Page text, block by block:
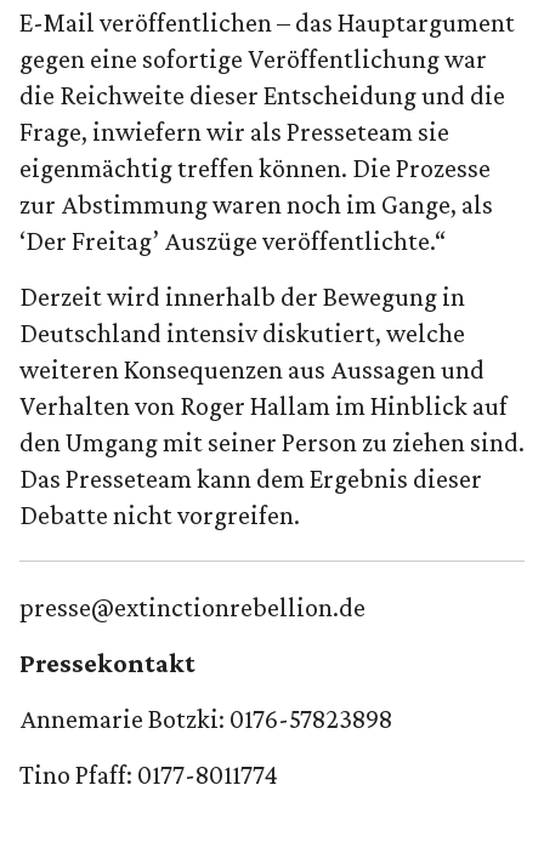
E-Mail veröffentlichen – das Hauptargument
gegen eine sofortige Veröffentlichung war
die Reichweite dieser Entscheidung und die
Frage, inwiefern wir als Presseteam sie
eigenmächtig treffen können. Die Prozesse
zur Abstimmung waren noch im Gange, als
‘Der Freitag’ Auszüge veröffentlichte.“
Derzeit wird innerhalb der Bewegung in
Deutschland intensiv diskutiert, welche
weiteren Konsequenzen aus Aussagen und
Verhalten von Roger Hallam im Hinblick auf
den Umgang mit seiner Person zu ziehen sind.
Das Presseteam kann dem Ergebnis dieser
Debatte nicht vorgreifen.
presse@extinctionrebellion.de
Pressekontakt
Annemarie Botzki: 0176-57823898
Tino Pfaff: 0177-8011774